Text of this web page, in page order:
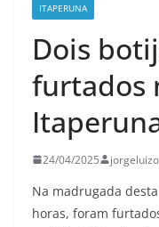
ITAPERUNA
Dois
furtados
24/04/2025
Na madrugada
horas, foram